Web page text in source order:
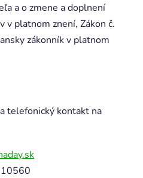
a o zmene a doplnení
v platnom znení, Zákon č.
zákonník v platnom
telefonický kontakt na